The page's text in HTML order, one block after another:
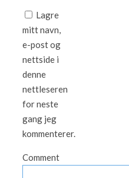
Lagre
mitt navn,
e-post og
nettside i
denne
nettleseren
for neste
gang jeg
kommenterer.
Comment